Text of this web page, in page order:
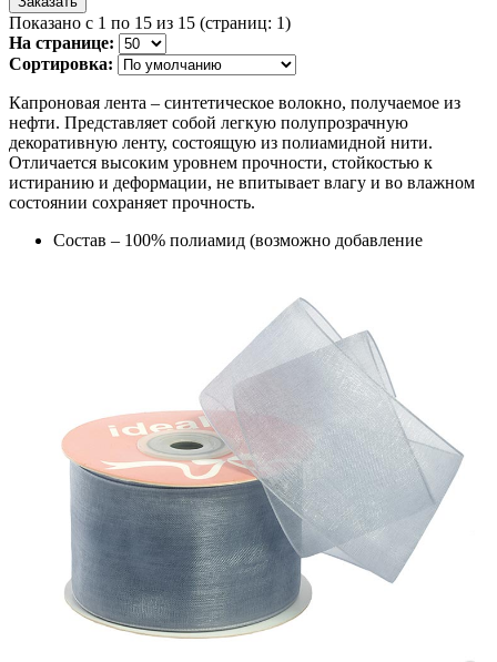
Показано с 1 по 15 из 15 (страниц: 1)
На странице:
Сортировка:
Капроновая лента – синтетическое волокно, получаемое из
нефти. Представляет собой легкую полупрозрачную
декоративную ленту, состоящую из полиамидной нити.
Отличается высоким уровнем прочности, стойкостью к
истиранию и деформации, не впитывает влагу и во влажном
состоянии сохраняет прочность.
Состав – 100% полиамид (возможно добавление